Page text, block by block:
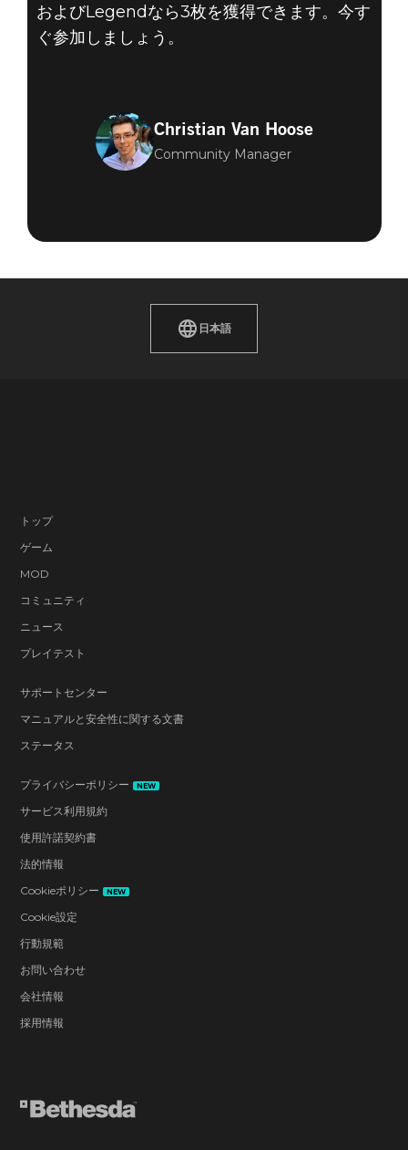
およびLegendなら3枚を獲得できます。今す
ぐ参加しましょう。
Christian Van Hoose
Community Manager
日本語
トップ
ゲーム
MOD
コミュニティ
ニュース
プレイテスト
サポートセンター
マニュアルと安全性に関する文書
ステータス
プライバシーポリシー NEW
サービス利用規約
使用許諾契約書
法的情報
Cookieポリシー
NEW
Cookie設定
行動規範
お問い合わせ
会社情報
採用情報